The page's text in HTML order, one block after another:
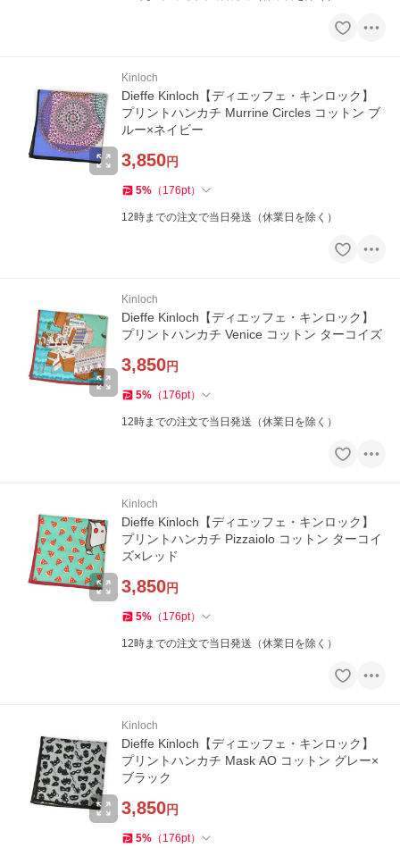
Kinloch
Dieffe Kinloch【ディエッフェ・キンロック】
プリントハンカチ Murrine Circles コットン ブ
ルー×ネイビー
3,850円
5% （ 176pt）
12時までの注文で当日発送（休業日を除く）
Kinloch
Dieffe Kinloch【ディエッフェ・キンロック】
プリントハンカチ Venice コットン ターコイズ
3,850円
5% （ 176pt）
12時までの注文で当日発送（休業日を除く）
Kinloch
Dieffe Kinloch【ディエッフェ・キンロック】
プリントハンカチ Pizzaiolo コットン ターコイ
ズ×レッド
3,850円
5% （ 176pt）
12時までの注文で当日発送（休業日を除く）
Kinloch
Dieffe Kinloch【ディエッフェ・キンロック】
プリントハンカチ Mask AO コットン グレー×
ブラック
3,850円
5% （ 176pt）